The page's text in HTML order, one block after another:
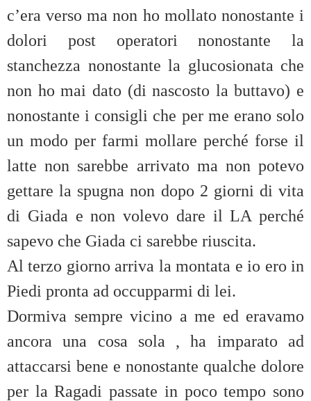
c’era verso ma non ho mollato nonostante i
dolori post operatori nonostante la
stanchezza nonostante la glucosionata che
non ho mai dato (di nascosto la buttavo) e
nonostante i consigli che per me erano solo
un modo per farmi mollare perché forse il
latte non sarebbe arrivato ma non potevo
gettare la spugna non dopo 2 giorni di vita
di Giada e non volevo dare il LA perché
sapevo che Giada ci sarebbe riuscita.
Al terzo giorno arriva la montata e io ero in
Piedi pronta ad occupparmi di lei.
Dormiva sempre vicino a me ed eravamo
ancora una cosa sola , ha imparato ad
attaccarsi bene e nonostante qualche dolore
per la Ragadi passate in poco tempo sono